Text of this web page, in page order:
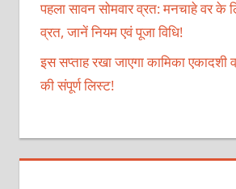
पहला सावन सोमवार व्रत: मनचाहे वर के
व्रत, जानें नियम एवं पूजा विधि!
इस सप्ताह रखा जाएगा कामिका एकादशी
की संपूर्ण लिस्ट!